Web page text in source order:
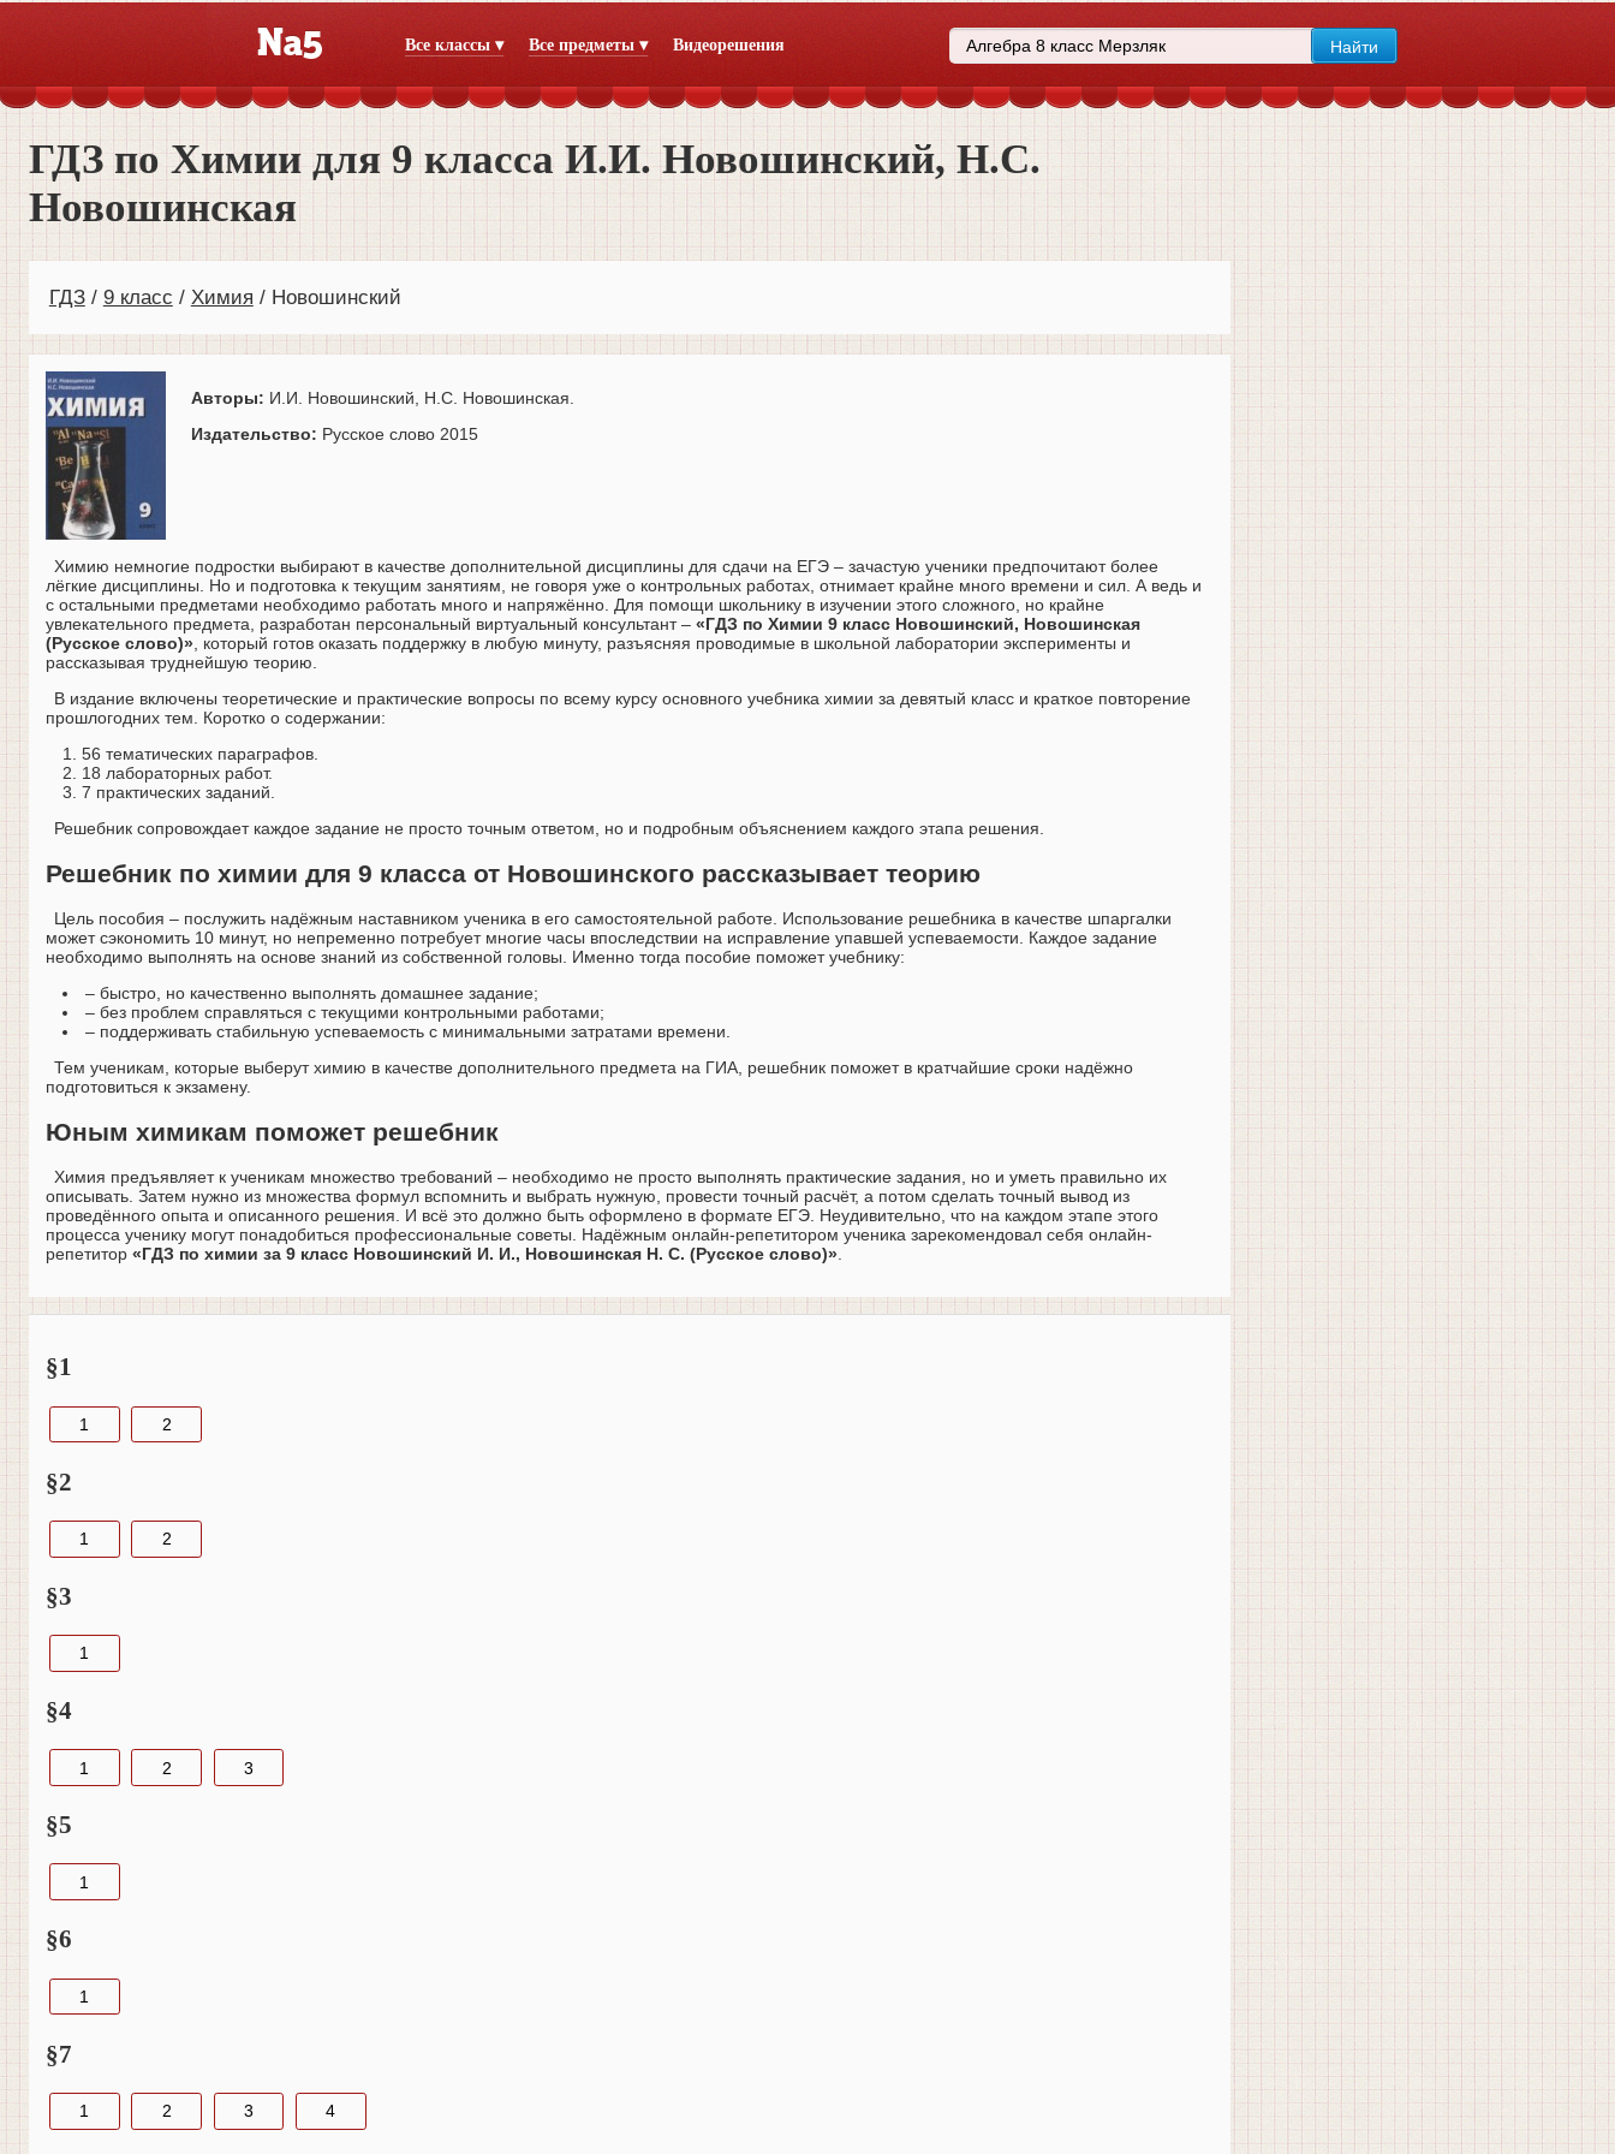
Все классы ▾ Все предметы ▾ Видеорешения
ГДЗ по Химии для 9 класса И.И. Новошинский, Н.С.
Новошинская
ГДЗ 9 класс Химия Новошинский
Авторы: И.И. Новошинский, Н.С. Новошинская.
Издательство: Русское слово 2015
Химию немногие подростки выбирают в качестве дополнительной дисциплины для сдачи на ЕГЭ – зачастую ученики предпочитают более
лёгкие дисциплины. Но и подготовка к текущим занятиям, не говоря уже о контрольных работах, отнимает крайне много времени и сил. А ведь и
с остальными предметами необходимо работать много и напряжённо. Для помощи школьнику в изучении этого сложного, но крайне
увлекательного предмета, разработан персональный виртуальный консультант – «ГДЗ по Химии 9 класс Новошинский, Новошинская
(Русское слово)», который готов оказать поддержку в любую минуту, разъясняя проводимые в школьной лаборатории эксперименты и
рассказывая труднейшую теорию.
В издание включены теоретические и практические вопросы по всему курсу основного учебника химии за девятый класс и краткое повторение
прошлогодних тем. Коротко о содержании:
56 тематических параграфов.
18 лабораторных работ.
7 практических заданий.
Решебник сопровождает каждое задание не просто точным ответом, но и подробным объяснением каждого этапа решения.
Решебник по химии для 9 класса от Новошинского рассказывает теорию
Цель пособия – послужить надёжным наставником ученика в его самостоятельной работе. Использование решебника в качестве шпаргалки
может сэкономить 10 минут, но непременно потребует многие часы впоследствии на исправление упавшей успеваемости. Каждое задание
необходимо выполнять на основе знаний из собственной головы. Именно тогда пособие поможет учебнику:
– быстро, но качественно выполнять домашнее задание;
– без проблем справляться с текущими контрольными работами;
– поддерживать стабильную успеваемость с минимальными затратами времени.
Тем ученикам, которые выберут химию в качестве дополнительного предмета на ГИА, решебник поможет в кратчайшие сроки надёжно
подготовиться к экзамену.
Юным химикам поможет решебник
Химия предъявляет к ученикам множество требований – необходимо не просто выполнять практические задания, но и уметь правильно их
описывать. Затем нужно из множества формул вспомнить и выбрать нужную, провести точный расчёт, а потом сделать точный вывод из
проведённого опыта и описанного решения. И всё это должно быть оформлено в формате ЕГЭ. Неудивительно, что на каждом этапе этого
процесса ученику могут понадобиться профессиональные советы. Надёжным онлайн-репетитором ученика зарекомендовал себя онлайн-
репетитор «ГДЗ по химии за 9 класс Новошинский И. И., Новошинская Н. С. (Русское слово)»
§1
1 2
§2
1 2
§3
1
§4
1 2 3
§5
1
§6
1
§7
1 2 3 4